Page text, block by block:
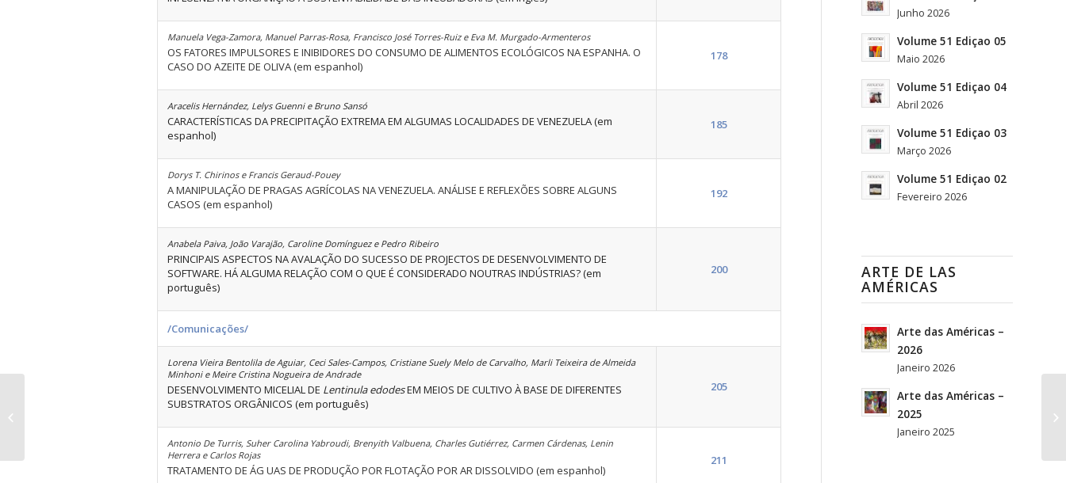
Manuela Vega-Zamora, Manuel Parras-Rosa, Francisco José Torres-Ruiz e Eva M. Murgado-Armenteros
OS FATORES IMPULSORES E INIBIDORES DO CONSUMO DE ALIMENTOS ECOLÓGICOS NA ESPANHA. O
CASO DO AZEITE DE OLIVA (em espanhol)
178
Aracelis Hernández, Lelys Guenni e Bruno Sansó
CARACTERÍSTICAS DA PRECIPITAÇÃO EXTREMA EM ALGUMAS LOCALIDADES DE VENEZUELA (em
espanhol)
185
Dorys T. Chirinos e Francis Geraud-Pouey
A MANIPULAÇÃO DE PRAGAS AGRÍCOLAS NA VENEZUELA. ANÁLISE E REFLEXÕES SOBRE ALGUNS
CASOS (em espanhol)
192
Anabela Paiva, João Varajão, Caroline Domínguez e Pedro Ribeiro
PRINCIPAIS ASPECTOS NA AVALAÇÃO DO SUCESSO DE PROJECTOS DE DESENVOLVIMENTO DE
SOFTWARE. HÁ ALGUMA RELAÇÃO COM O QUE É CONSIDERADO NOUTRAS INDÚSTRIAS? (em
português)
200
/Comunicações/
Lorena Vieira Bentolila de Aguiar, Ceci Sales-Campos, Cristiane Suely Melo de Carvalho, Marli Teixeira de Almeida
Minhoni e Meire Cristina Nogueira de Andrade
DESENVOLVIMENTO MICELIAL DE Lentinula edodesEM MEIOS DE CULTIVO À BASE DE DIFERENTES
SUBSTRATOS ORGÂNICOS (em português)
205
Antonio De Turris, Suher Carolina Yabroudi, Brenyith Valbuena, Charles Gutiérrez, Carmen Cárdenas, Lenin
Herrera e Carlos Rojas
TRATAMENTO DE ÁG UAS DE PRODUÇÃO POR FLOTAÇÃO POR AR DISSOLVIDO (em espanhol)
211
Junho 2026
Volume 51 Ediçao 05
Maio 2026
Volume 51 Ediçao 04
Abril 2026
Volume 51 Ediçao 03
Março 2026
Volume 51 Ediçao 02
Fevereiro 2026
ARTE DE LAS
AMÉRICAS
Arte das Américas –
2026
Janeiro 2026
Arte das Américas –
2025
Janeiro 2025